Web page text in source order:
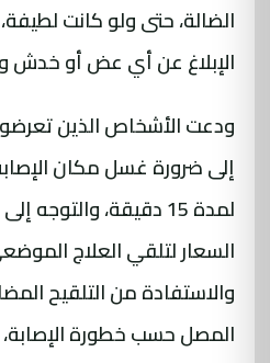
الضالة، حتى ولو كانت
الإبلاغ عن أي عض أو خدش
ودعت الأشخاص الذين
إلى ضرورة غسل مكان
لمدة 15 دقيقة،
السعار لتلقي العلاج
والاستفادة من التلقيح
المصل حسب خطورة